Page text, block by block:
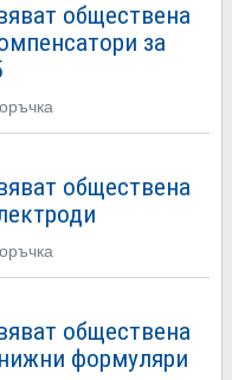
обществена
за
обществена
обществена
формуляри